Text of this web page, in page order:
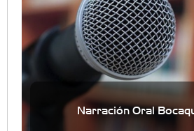
Narración Oral